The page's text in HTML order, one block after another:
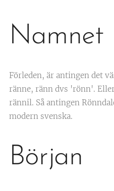
Namnet
Förleden, är antingen det
ränne, ränn dvs 'rönn'.
rännil. Så antingen
modern svenska.
Början